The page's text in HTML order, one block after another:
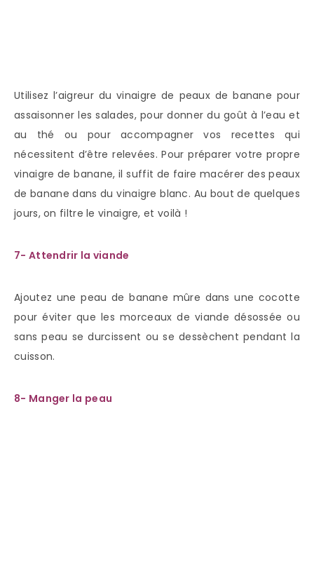
Utilisez l’aigreur du vinaigre de peaux de banane pour
assaisonner les salades, pour donner du goût à l’eau et
au thé ou pour accompagner vos recettes qui
nécessitent d’être relevées. Pour préparer votre propre
vinaigre de banane, il suffit de faire macérer des peaux
de banane dans du vinaigre blanc. Au bout de quelques
jours, on filtre le vinaigre, et voilà !
7- Attendrir la viande
Ajoutez une peau de banane mûre dans une cocotte
pour éviter que les morceaux de viande désossée ou
sans peau se durcissent ou se dessèchent pendant la
cuisson.
8- Manger la peau